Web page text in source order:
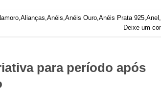
,Alianças,Anéis,Anéis Ouro,Anéis Prata 925,Anel ,
Deixe um
para período após